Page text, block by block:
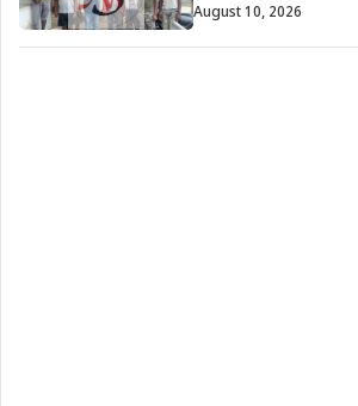
August 10, 2026